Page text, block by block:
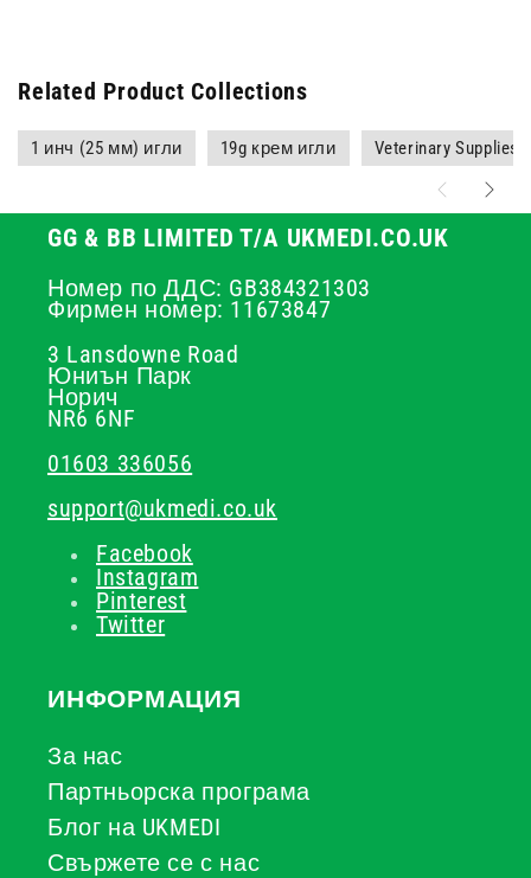
Related Product Collections
1 инч (25 мм) игли 19g крем игли Veterinary Supplies
GG & BB LIMITED T/A UKMEDI.CO.UK
Номер по ДДС: GB384321303
Фирмен номер: 11673847
3 Lansdowne Road
Юниън Парк
Норич
NR6 6NF
01603 336056
support@ukmedi.co.uk
Facebook
Instagram
Pinterest
Twitter
ИНФОРМАЦИЯ
За нас
Партньорска програма
Блог на UKMEDI
Свържете се с нас